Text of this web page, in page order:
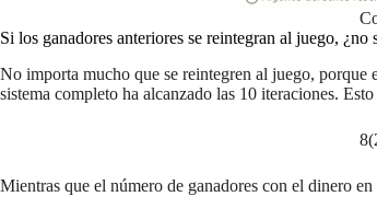
Si los ganadores anteriores se reintegran al juego,
No importa mucho que se reintegren al juego, porque
sistema completo ha alcanzado las 10 iteraciones.
Mientras que el número de ganadores con el dinero